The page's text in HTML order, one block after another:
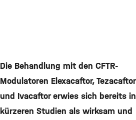
Die Behandlung mit den CFTR-
Modulatoren Elexacaftor, Tezacaftor
und Ivacaftor erwies sich bereits in
kürzeren Studien als wirksam und